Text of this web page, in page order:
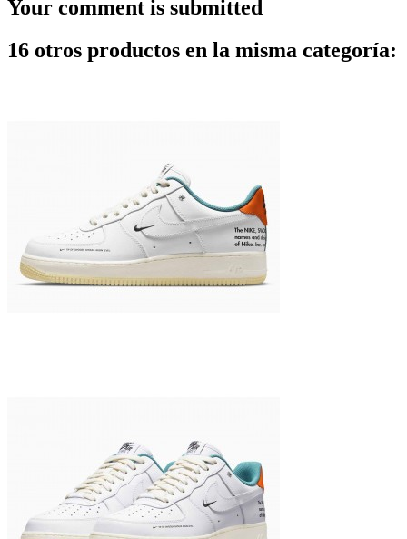
Your comment is submitted
16 otros productos en la misma categoría: